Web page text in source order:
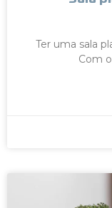
Ter uma sala
Com